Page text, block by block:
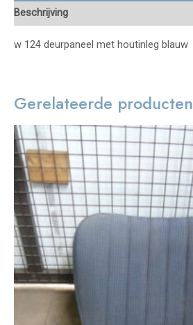
Beschrijving
w 124 deurpaneel met houtinleg blauw
Gerelateerde producten